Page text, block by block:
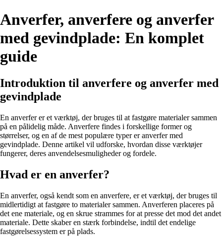
Anverfer, anverfere og anverfer
med gevindplade: En komplet
guide
Introduktion til anverfere og anverfer med
gevindplade
En anverfer er et værktøj, der bruges til at fastgøre materialer sammen
på en pålidelig måde. Anverfere findes i forskellige former og
størrelser, og en af de mest populære typer er anverfer med
gevindplade. Denne artikel vil udforske, hvordan disse værktøjer
fungerer, deres anvendelsesmuligheder og fordele.
Hvad er en anverfer?
En anverfer, også kendt som en anverfere, er et værktøj, der bruges til
midlertidigt at fastgøre to materialer sammen. Anverferen placeres på
det ene materiale, og en skrue strammes for at presse det mod det andet
materiale. Dette skaber en stærk forbindelse, indtil det endelige
fastgørelsessystem er på plads.